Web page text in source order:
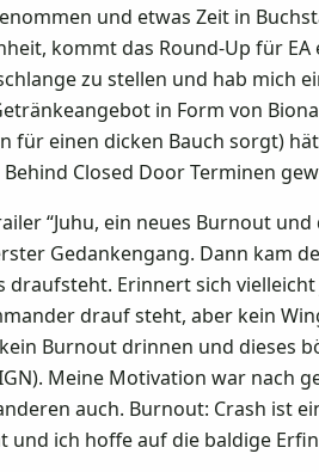
und etwas Zeit in
kommt das Round-Up für
zu stellen und hab mich
in Form von
für einen dicken Bauch sorgt)
Closed Door Terminen
“Juhu, ein neues Burnout
Gedankengang. Dann kam
draufsteht. Erinnert sich
drauf steht, aber kein
Burnout drinnen und dieses
Meine Motivation war nach
auch. Burnout: Crash ist
und ich hoffe auf die baldige